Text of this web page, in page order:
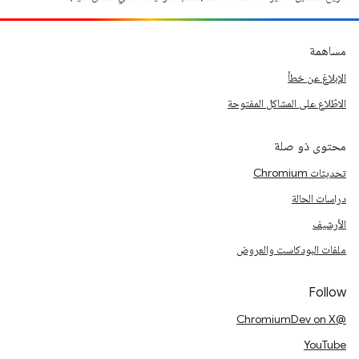
مساهمة
الإبلاغ عن خطأ
الاطّلاع على المشاكل المفتوحة
محتوى ذو صلة
تحديثات Chromium
دراسات الحالة
الأرشيف
ملفات البودكاست والعروض
Follow
@ChromiumDev on X
YouTube